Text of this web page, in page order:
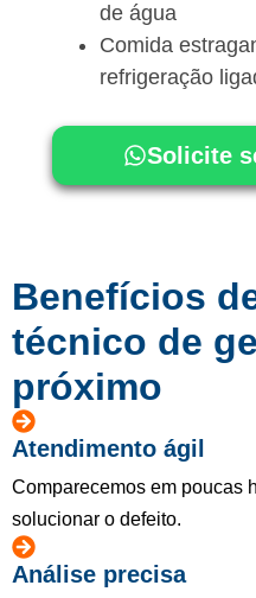
de água
Comida
refrigeração
Solicite
Benefícios
técnico de
próximo
Atendimento ágil
Comparecemos em poucas
solucionar o defeito.
Análise precisa